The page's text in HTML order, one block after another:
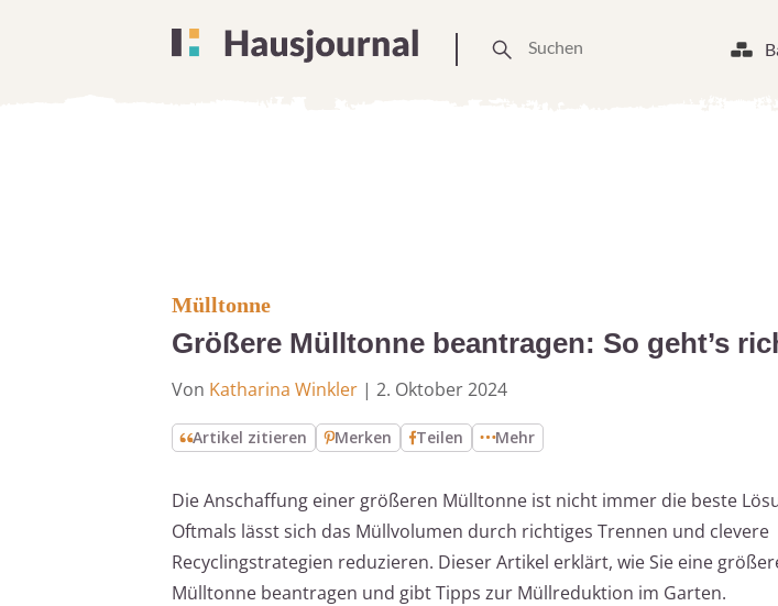
Mülltonne
Größere Mülltonne beantragen: So geht’s
Von Katharina Winkler | 2. Oktober 2024
Artikel zitieren Merken Teilen Mehr
Die Anschaffung einer größeren Mülltonne ist nicht immer die beste
Oftmals lässt sich das Müllvolumen durch richtiges Trennen und clevere
Recyclingstrategien reduzieren. Dieser Artikel erklärt, wie Sie eine
Mülltonne beantragen und gibt Tipps zur Müllreduktion im Garten.